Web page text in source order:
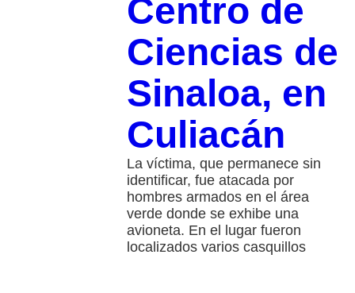
Centro de
Ciencias de
Sinaloa, en
Culiacán
La víctima, que permanece sin
identificar, fue atacada por
hombres armados en el área
verde donde se exhibe una
avioneta. En el lugar fueron
localizados varios casquillos